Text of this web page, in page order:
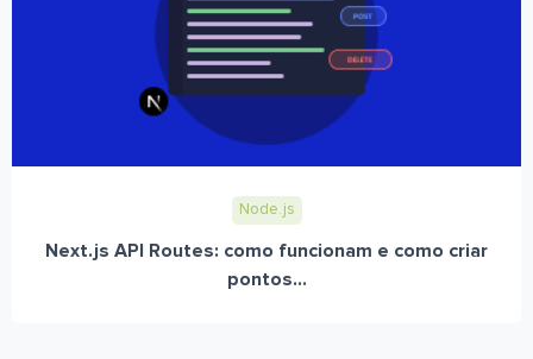
Node.js
Next.js API Routes: como funcionam e como criar
pontos...